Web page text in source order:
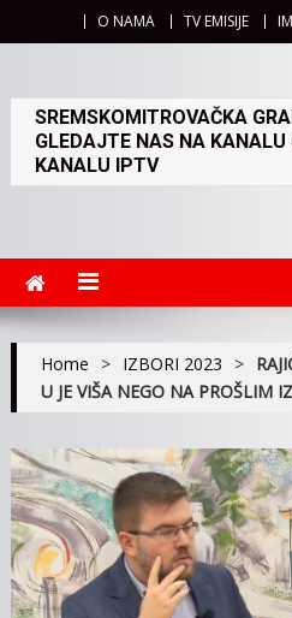
O NAMA TV EMISIJE
SREMSKOMITROVAČKA
GLEDAJTE NAS NA
KANALU IPTV
Home > IZBORI 2023 >
U JE VIŠA NEGO NA PROŠLIM